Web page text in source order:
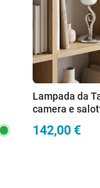
Lampada da
camera e
dimensioni E14
142,00 €